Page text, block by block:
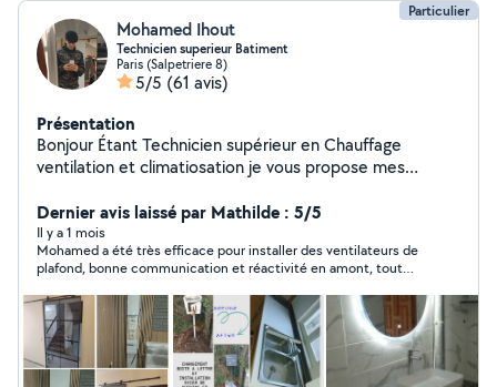
Particulier
Mohamed Ihout
Technicien superieur Batiment
Paris (Salpetriere 8)
5/5 (61 avis)
Présentation
Bonjour Étant Technicien supérieur en Chauffage
ventilation et climatiosation je vous propose mes
résoudre tout vos problèmes. Merci
Dernier avis laissé par Mathilde : 5/5
Il y a 1 mois
Mohamed a été très efficace pour installer des ventilateurs de
plafond, bonne communication et réactivité en amont, tout